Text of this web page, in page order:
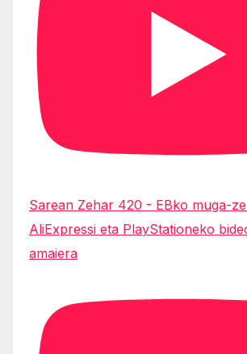
Sarean Zehar 420 - EBko muga-
AliExpressi eta PlayStationeko
amaiera